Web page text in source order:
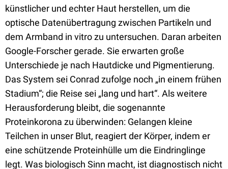
künstlicher und echter Haut herstellen, um die
optische Datenübertragung zwischen Partikeln und
dem Armband in vitro zu untersuchen. Daran arbeiten
Google-Forscher gerade. Sie erwarten große
Unterschiede je nach Hautdicke und Pigmentierung.
Das System sei Conrad zufolge noch „in einem frühen
Stadium“; die Reise sei „lang und hart“. Als weitere
Herausforderung bleibt, die sogenannte
Proteinkorona zu überwinden: Gelangen kleine
Teilchen in unser Blut, reagiert der Körper, indem er
eine schützende Proteinhülle um die Eindringlinge
legt. Was biologisch Sinn macht, ist diagnostisch nicht